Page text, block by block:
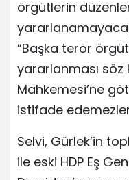
örgütlerin
“Başka terör
yararlanması söz
Mahkemesi’ne
istifade
Selvi, Gürlek’in
ile eski HDP Eş